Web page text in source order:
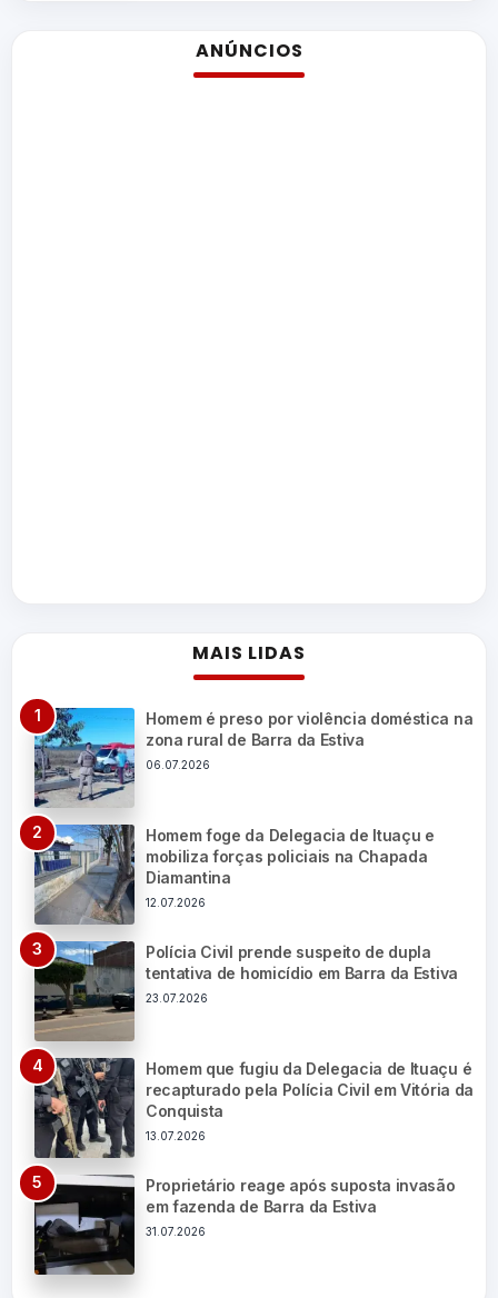
ANÚNCIOS
MAIS LIDAS
Homem é preso por violência doméstica na
zona rural de Barra da Estiva
06.07.2026
Homem foge da Delegacia de Ituaçu e
mobiliza forças policiais na Chapada
Diamantina
12.07.2026
Polícia Civil prende suspeito de dupla
tentativa de homicídio em Barra da Estiva
23.07.2026
Homem que fugiu da Delegacia de Ituaçu é
recapturado pela Polícia Civil em Vitória da
Conquista
13.07.2026
Proprietário reage após suposta invasão
em fazenda de Barra da Estiva
31.07.2026